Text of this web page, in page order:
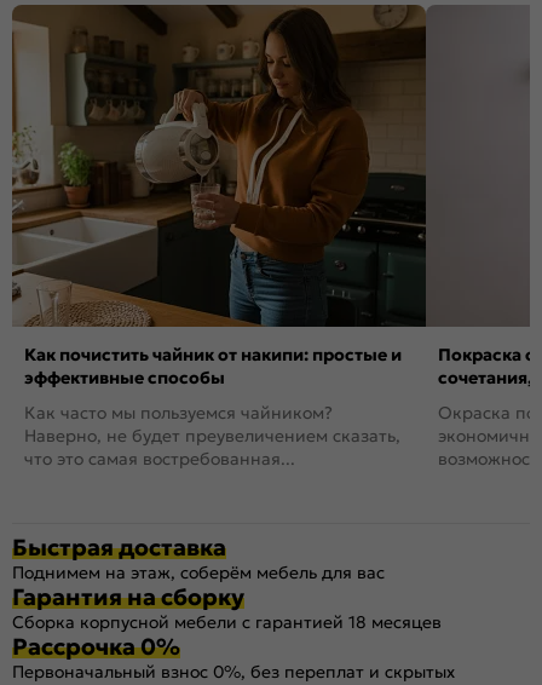
Как почистить чайник от накипи: простые и
эффективные способы
Как часто мы пользуемся чайником?
Наверно, не будет преувеличением сказать,
что это самая востребованная...
Покраска
сочетания,
Окраска
Быстрая доставка
Поднимем на этаж, соберём мебель для вас
Гарантия на сборку
Сборка корпусной мебели с гарантией 18 месяцев
Рассрочка 0%
Первоначальный взнос 0%, без переплат и скрытых